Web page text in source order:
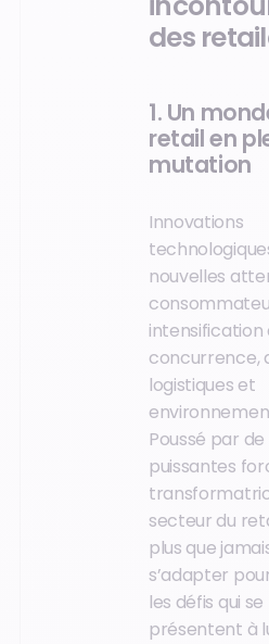
des
1. Un
retail en
mutation
Innovations
nouvelles
intensification
concurrence,
logistiques et
Poussé par de
puissantes
secteur du
plus que
s’adapter
les défis qui se
présentent à